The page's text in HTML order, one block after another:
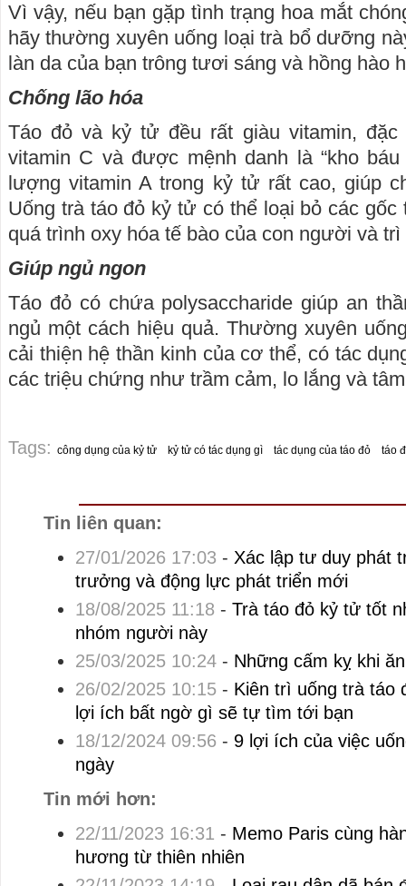
Vì vậy, nếu bạn gặp tình trạng hoa mắt
hãy thường xuyên uống loại trà bổ dưỡng
làn da của bạn trông tươi sáng và hồng hào
Chống lão hóa
Táo đỏ và kỷ tử đều rất giàu vitamin,
vitamin C và được mệnh danh là “kho
lượng vitamin A trong kỷ tử rất cao, giúp
Uống trà táo đỏ kỷ tử có thể loại bỏ các
quá trình oxy hóa tế bào của con người và
Giúp ngủ ngon
Táo đỏ có chứa polysaccharide giúp an
ngủ một cách hiệu quả. Thường xuyên
cải thiện hệ thần kinh của cơ thể, có tác
các triệu chứng như trầm cảm, lo lắng và
Tags: công dụng của kỷ tử kỷ tử có tác dụng gì tác dụng của táo đỏ táo
Tin liên quan:
27/01/2026 17:03 - Xác lập tư duy phát
trưởng và động lực phát triển mới
18/08/2025 11:18 - Trà táo đỏ kỷ tử tốt
nhóm người này
25/03/2025 10:24- Những cấm kỵ khi
26/02/2025 10:15- Kiên trì uống trà táo
lợi ích bất ngờ gì sẽ tự tìm tới bạn
18/12/2024 09:56 - 9 lợi ích của việc
ngày
Tin mới hơn:
22/11/2023 16:31 - Memo Paris cùng
hương từ thiên nhiên